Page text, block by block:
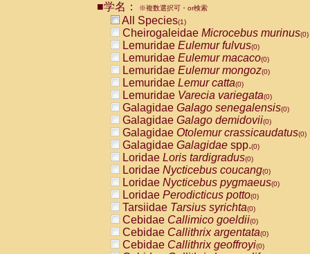
CebidaeCebus nigrivittatus
CebidaeCebus
CebidaeSaimiri boliviensis(0)
CebidaeSaimiri sciureus(0)
AtelidaeAlouatta caraya(0)
AtelidaeAlouatta fusca(0)
AtelidaeAlouatta seniculus
AtelidaeAlouattaspp.(0)
AtelidaeAteles belzebuth(0)
AtelidaeAteles geoffroyi(0)
AtelidaeAteles paniscus(0)
AtelidaeAtelesspp.(0)
Atelidae Lagothrix lagothricha
AtelidaeLagothrix lagothricha cana
PitheciidaeCacajao calvus
PitheciidaeCallicebus cupreus
PitheciidaeCallicebus donacophilus
PitheciidaeCallicebus moloch
PitheciidaeCallicebus torquatus
PitheciidaeCallicebusspp.(0)
■学名： ※複数選択可・or検索
All Species(1)
Cheirogaleidae Microcebus murinus(0)
Lemuridae Eulemur fulvus(0)
Lemuridae Eulemur macaco(0)
Lemuridae Eulemur mongoz(0)
Lemuridae Lemur catta(0)
Lemuridae Varecia variegata(0)
Galagidae Galago senegalensis(0)
Galagidae Galago demidovii(0)
Galagidae Otolemur crassicaudatus(0)
Galagidae Galagidae spp.(0)
Loridae Loris tardigradus(0)
Loridae Nycticebus coucang(0)
Loridae Nycticebus pygmaeus(0)
Loridae Perodicticus potto(0)
Tarsiidae Tarsius syrichta(0)
Cebidae Callimico goeldii(0)
Cebidae Callithrix argentata(0)
Cebidae Callithrix geoffroyi(0)